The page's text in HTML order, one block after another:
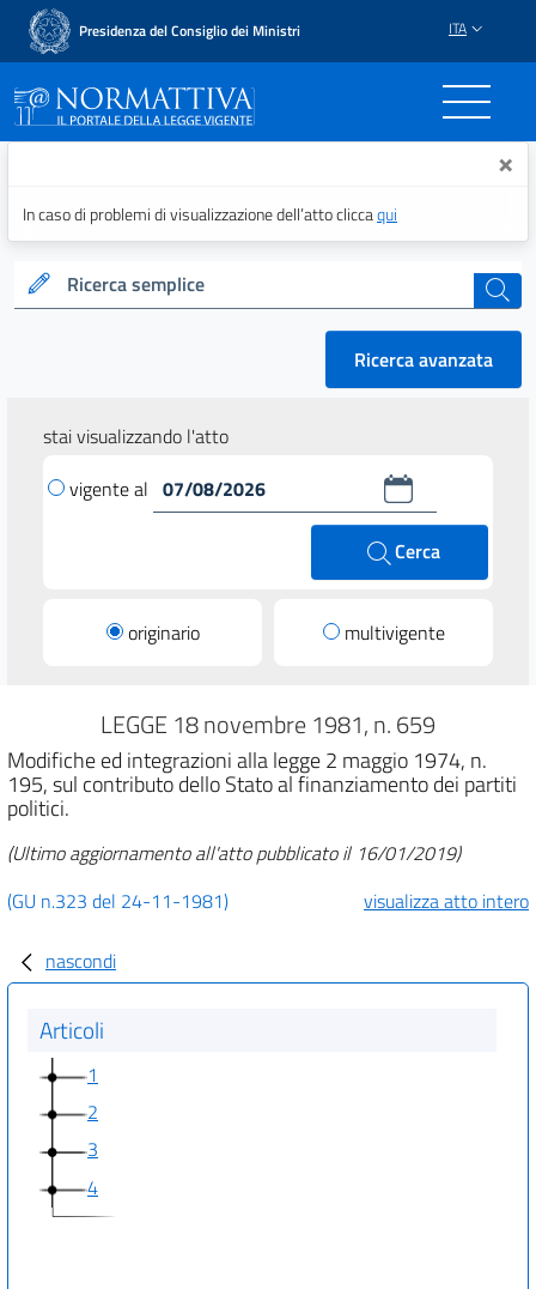
Presidenza del Consiglio dei Ministri ITA
Normattiva - Il portale ×
In caso di problemi di visualizzazione dell’atto cliccaqui
Ricerca semplice cerca
Ricerca avanzata
stai visualizzando l'atto
vigente al
Cerca
originario multivigente
LEGGE 18 novembre 1981, n. 659
Modifiche ed integrazioni alla legge 2 maggio 1974, n.
195, sul contributo dello Stato al finanziamento dei partiti
politici.
(Ultimo aggiornamento all'atto pubblicato il 16/01/2019)
(GU n.323 del 24-11-1981)
visualizza atto intero
nascondi
Articoli
1
2
3
4